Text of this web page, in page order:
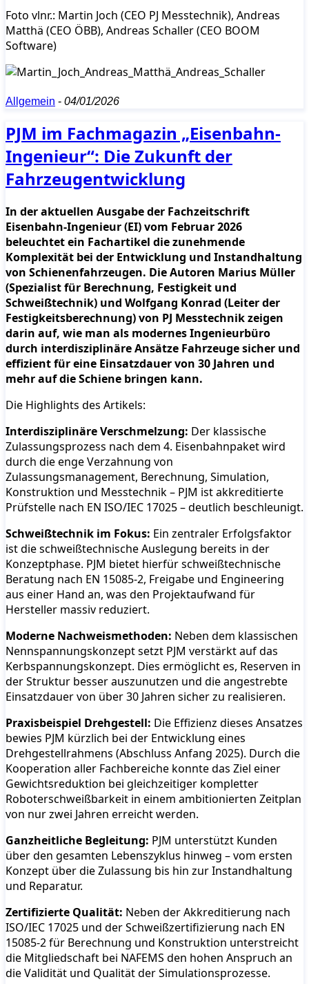
Foto vlnr.: Martin Joch (CEO PJ Messtechnik), Andreas
Matthä (CEO ÖBB), Andreas Schaller (CEO BOOM
Software)
Allgemein - 04/01/2026
PJM im Fachmagazin „Eisenbahn-
Ingenieur“: Die Zukunft der
Fahrzeugentwicklung
In der aktuellen Ausgabe der Fachzeitschrift
Eisenbahn-Ingenieur (EI) vom Februar 2026
beleuchtet ein Fachartikel die zunehmende
Komplexität bei der Entwicklung und Instandhaltung
von Schienenfahrzeugen. Die Autoren Marius Müller
(Spezialist für Berechnung, Festigkeit und
Schweißtechnik) und Wolfgang Konrad (Leiter der
Festigkeitsberechnung) von PJ Messtechnik zeigen
darin auf, wie man als modernes Ingenieurbüro
durch interdisziplinäre Ansätze Fahrzeuge sicher und
effizient für eine Einsatzdauer von 30 Jahren und
mehr auf die Schiene bringen kann.
Die Highlights des Artikels:
Interdisziplinäre Verschmelzung: Der klassische
Zulassungsprozess nach dem 4. Eisenbahnpaket wird
durch die enge Verzahnung von
Zulassungsmanagement, Berechnung, Simulation,
Konstruktion und Messtechnik – PJM ist akkreditierte
Prüfstelle nach EN ISO/IEC 17025 – deutlich beschleunigt.
Schweißtechnik im Fokus: Ein zentraler Erfolgsfaktor
ist die schweißtechnische Auslegung bereits in der
Konzeptphase. PJM bietet hierfür schweißtechnische
Beratung nach EN 15085-2, Freigabe und Engineering
aus einer Hand an, was den Projektaufwand für
Hersteller massiv reduziert.
Moderne Nachweismethoden: Neben dem klassischen
Nennspannungskonzept setzt PJM verstärkt auf das
Kerbspannungskonzept. Dies ermöglicht es, Reserven in
der Struktur besser auszunutzen und die angestrebte
Einsatzdauer von über 30 Jahren sicher zu realisieren.
Praxisbeispiel Drehgestell: Die Effizienz dieses Ansatzes
bewies PJM kürzlich bei der Entwicklung eines
Drehgestellrahmens (Abschluss Anfang 2025). Durch die
Kooperation aller Fachbereiche konnte das Ziel einer
Gewichtsreduktion bei gleichzeitiger kompletter
Roboterschweißbarkeit in einem ambitionierten Zeitplan
von nur zwei Jahren erreicht werden.
Ganzheitliche Begleitung: PJM unterstützt Kunden
über den gesamten Lebenszyklus hinweg – vom ersten
Konzept über die Zulassung bis hin zur Instandhaltung
und Reparatur.
Zertifizierte Qualität: Neben der Akkreditierung nach
ISO/IEC 17025 und der Schweißzertifizierung nach EN
15085-2 für Berechnung und Konstruktion unterstreicht
die Mitgliedschaft bei NAFEMS den hohen Anspruch an
die Validität und Qualität der Simulationsprozesse.